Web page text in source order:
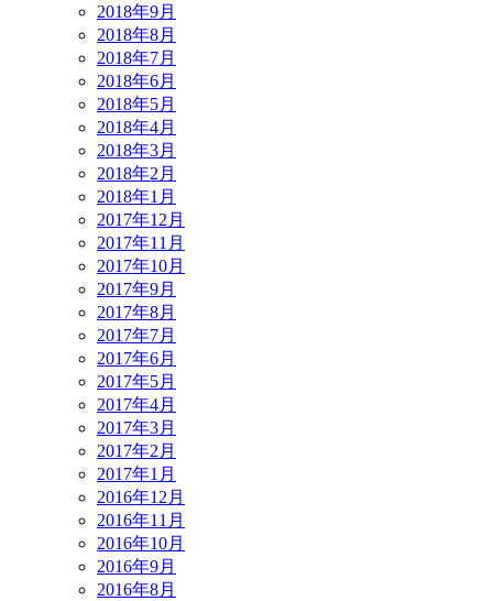
2018年9月
2018年8月
2018年7月
2018年6月
2018年5月
2018年4月
2018年3月
2018年2月
2018年1月
2017年12月
2017年11月
2017年10月
2017年9月
2017年8月
2017年7月
2017年6月
2017年5月
2017年4月
2017年3月
2017年2月
2017年1月
2016年12月
2016年11月
2016年10月
2016年9月
2016年8月